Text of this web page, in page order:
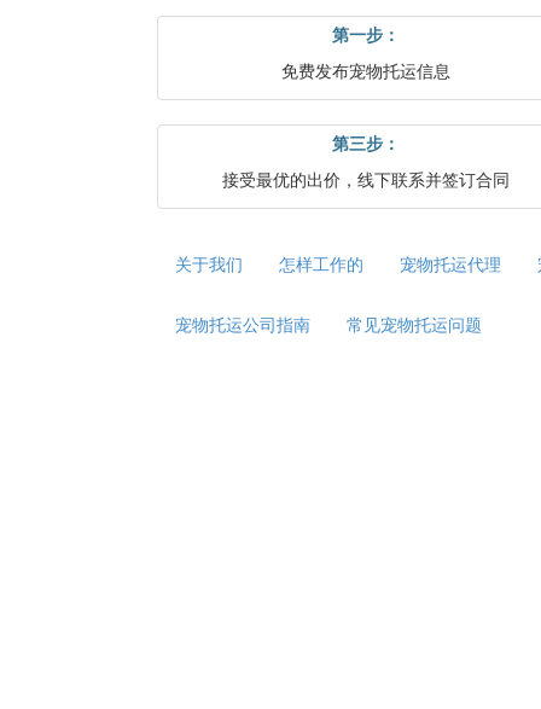
第一步：
免费发布宠物托运信息
第三步：
接受最优的出价，线下联系并签订合同
关于我们 怎样工作的 宠物托运代理
宠物托运公司指南 常见宠物托运问题